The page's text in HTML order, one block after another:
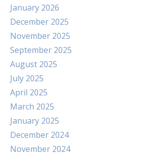
January 2026
December 2025
November 2025
September 2025
August 2025
July 2025
April 2025
March 2025
January 2025
December 2024
November 2024